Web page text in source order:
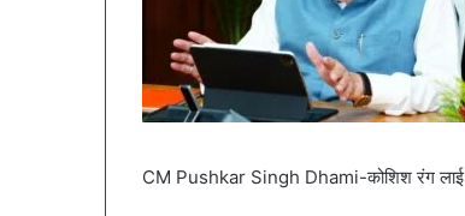
CM Pushkar Singh Dhami-कोशिश रंग लाई